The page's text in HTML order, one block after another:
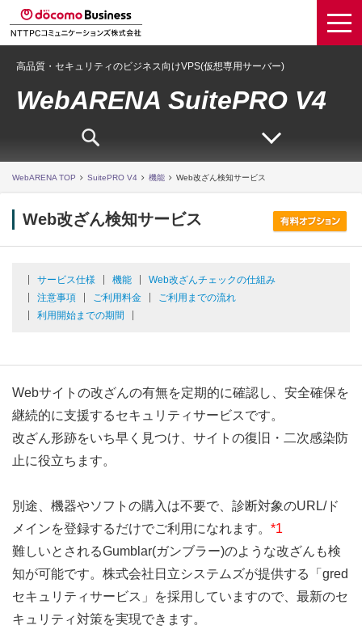
高品質・セキュリティのビジネス向けVPS(仮想専用サーバー)
WebARENA SuitePRO V4
WebARENA TOP SuitePRO V4 機能 Web改ざん検知サービス
Web改ざん検知サービス
サービス仕様 機能
Web改ざんチェックの仕組み
注意事項
ご利用料金
ご利用までの流れ
利用開始までの期間
Webサイトの改ざんの有無を定期的に確認し、安全確保を
継続的に支援するセキュリティサービスです。
改ざん形跡をいち早く見つけ、サイトの復旧・二次感染防
止に役立ちます。
別途、機器やソフトの購入は不要で、診断対象のURL/ド
メインを登録するだけでご利用になれます。 *1
難しいとされるGumblar(ガンブラー)のような改ざんも検
知が可能です。株式会社日立システムズが提供する「gred
セキュリティサービス」を採用していますので、最新のセ
キュリティ対策を実現できます。